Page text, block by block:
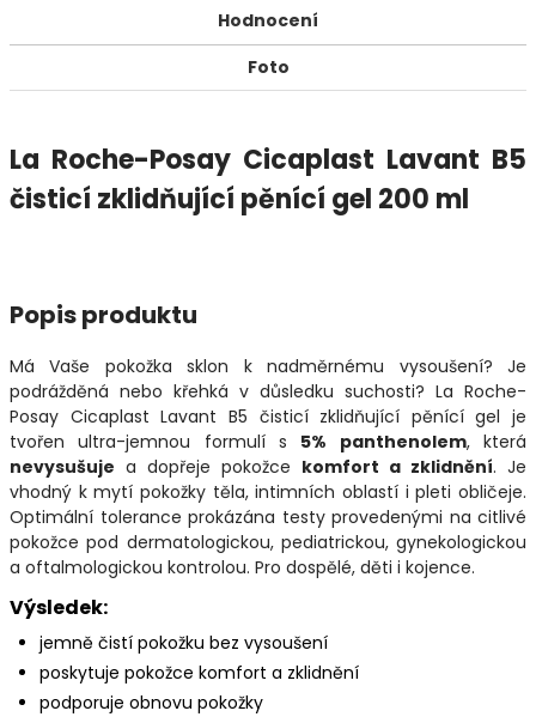
Hodnocení
Foto
La Roche-Posay Cicaplast Lavant B5
čisticí zklidňující pěnící gel 200 ml
Popis produktu
Má Vaše pokožka sklon k nadměrnému vysoušení? Je
podrážděná nebo křehká v důsledku suchosti? La Roche-
Posay Cicaplast Lavant B5 čisticí zklidňující pěnící gel je
tvořen ultra-jemnou formulí s 5% panthenolem, která
nevysušuje a dopřeje pokožce komfort a zklidnění. Je
vhodný k mytí pokožky těla, intimních oblastí i pleti obličeje.
Optimální tolerance prokázána testy provedenými na citlivé
pokožce pod dermatologickou, pediatrickou, gynekologickou
a oftalmologickou kontrolou. Pro dospělé, děti i kojence.
Výsledek:
jemně čistí pokožku bez vysoušení
poskytuje pokožce komfort a zklidnění
podporuje obnovu pokožky